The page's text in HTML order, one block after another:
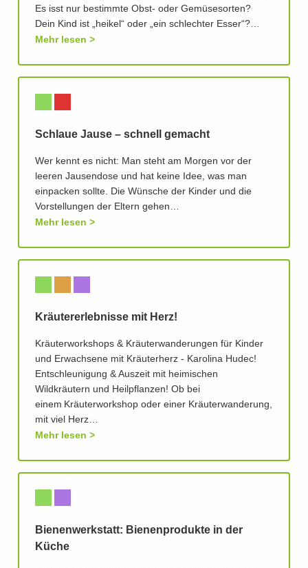
Es isst nur bestimmte Obst- oder Gemüsesorten?
Dein Kind ist „heikel“ oder „ein schlechter Esser“?…
Mehr lesen
Schlaue Jause – schnell gemacht
Wer kennt es nicht: Man steht am Morgen vor der
leeren Jausendose und hat keine Idee, was man
einpacken sollte. Die Wünsche der Kinder und die
Vorstellungen der Eltern gehen…
Mehr lesen
Kräutererlebnisse mit Herz!
Kräuterworkshops & Kräuterwanderungen für Kinder
und Erwachsene mit Kräuterherz - Karolina Hudec!
Entschleunigung & Auszeit mit heimischen
Wildkräutern und Heilpflanzen! Ob bei
einem Kräuterworkshop oder einer Kräuterwanderung,
mit viel Herz…
Mehr lesen
Bienenwerkstatt: Bienenprodukte in der
Küche